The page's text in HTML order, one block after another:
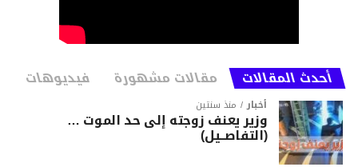
أحدث المقالات مقالات مشهورة فيديوهات
أخبار منذ سنتين
وزير يعنف زوجته إلى حد الموت …
(التفاصــيل)